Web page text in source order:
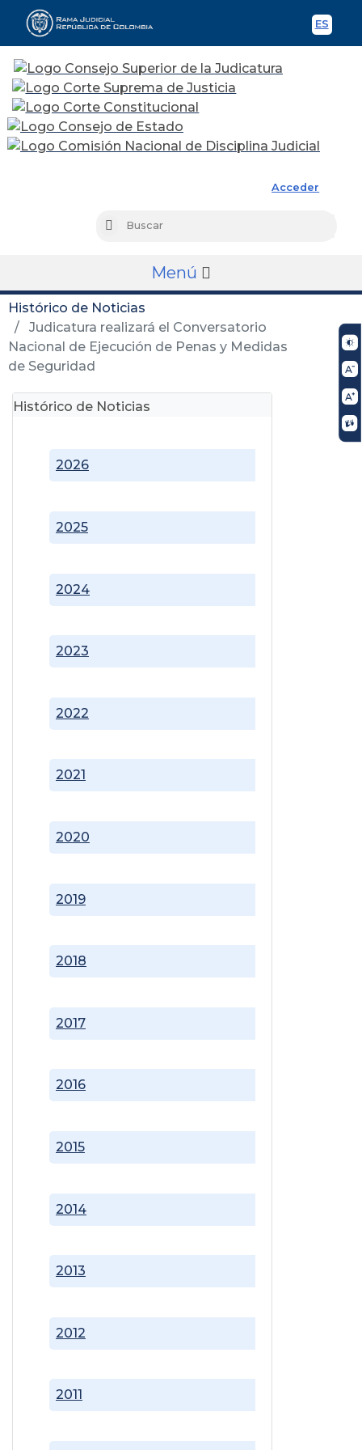
ES
Acceder
Buscar
Menú
Histórico de Noticias
Judicatura realizará el Conversatorio
Nacional de Ejecución de Penas y Medidas
de Seguridad
Histórico de Noticias
2011
2012
2013
2014
2015
2016
2017
2018
2019
2020
2021
2022
2023
2024
2025
2026